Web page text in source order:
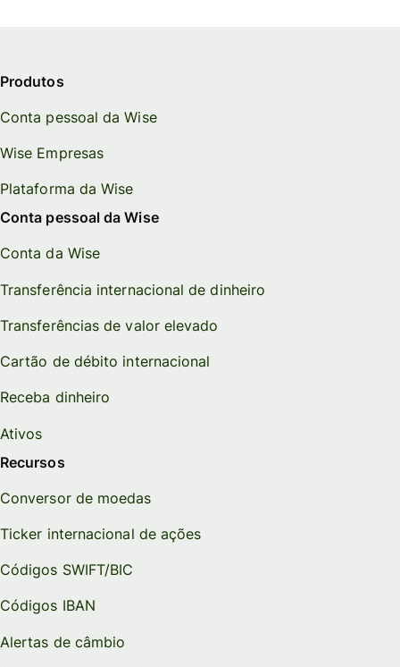
Produtos
Conta pessoal da Wise
Wise Empresas
Plataforma da Wise
Conta pessoal da Wise
Conta da Wise
Transferência internacional de dinheiro
Transferências de valor elevado
Cartão de débito internacional
Receba dinheiro
Ativos
Recursos
Conversor de moedas
Ticker internacional de ações
Códigos SWIFT/BIC
Códigos IBAN
Alertas de câmbio